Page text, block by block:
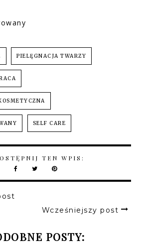
PIELĘGNACJA TWARZY
SELF CARE
TEN WPIS:
Wcześniejszy post
POSTY: